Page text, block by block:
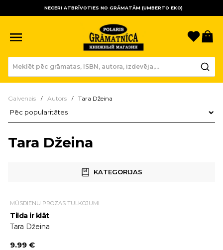
NECERI ATBRĪVOTIES NO GRĀMATĀM (UMBERTO EKO)
Galvenais Autors Tara Džeina
Tara Džeina
KATEGORIJAS
MŪSDIENU PROZAS TULKOJUMI
Tilda ir klāt
Tara Džeina
9.99 €